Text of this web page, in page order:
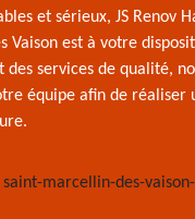
et sérieux, JS Renov
Vaison est à votre
des services de qualité,
équipe afin de réaliser